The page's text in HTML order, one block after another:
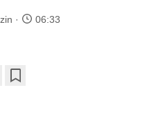
06:33